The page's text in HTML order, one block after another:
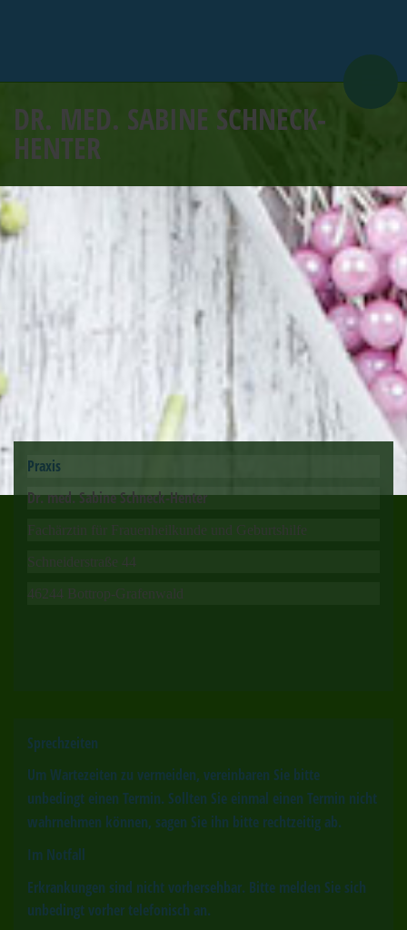
DR. MED. SABINE SCHNECK-
HENTER
Praxis
Dr. med. Sabine Schneck-Henter
Fachärztin für Frauenheilkunde und Geburtshilfe
Schneiderstraße 44
46244 Bottrop-Grafenwald
Sprechzeiten
Um Wartezeiten zu vermeiden, vereinbaren Sie bitte
unbedingt einen Termin. Sollten Sie einmal einen Termin nicht
wahrnehmen können, sagen Sie ihn bitte rechtzeitig ab.
Im Notfall
Erkrankungen sind nicht vorhersehbar. Bitte melden Sie sich
unbedingt vorher telefonisch an.